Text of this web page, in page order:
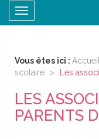
Toggle
navigation
Vous êtes ici : Accueil
scolaire
> Les
LES
PARENTS